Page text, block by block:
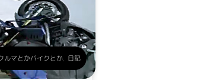
ルマとかバイクとか, 日記